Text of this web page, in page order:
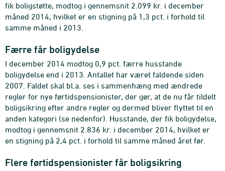
fik boligstøtte, modtog i gennemsnit 2.099 kr. i december
måned 2014, hvilket er en stigning på 1,3 pct. i forhold til
samme måned i 2013.
Færre får boligydelse
I december 2014 modtog 0,9 pct. færre husstande
boligydelse end i 2013. Antallet har været faldende siden
2007. Faldet skal bl.a. ses i sammenhæng med ændrede
regler for nye førtidspensionister, der gør, at de nu får tildelt
boligsikring efter andre regler og dermed bliver flyttet til en
anden kategori (se nedenfor). Husstande, der fik boligydelse,
modtog i gennemsnit 2.836 kr. i december 2014, hvilket er
en stigning på 2,4 pct. i forhold til samme måned året før.
Flere førtidspensionister får boligsikring